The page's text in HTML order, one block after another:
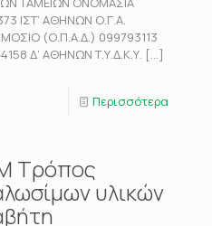
ΙΣΤ’ ΑΘΗΝΩΝ Ο.Γ.Α.
(Ο.Π.Α.Δ.) 099793113
Δ’ ΑΘΗΝΩΝ Τ.Υ.Δ.Κ.Υ. […]
Περισσότερα
Τρόπος
υλικών